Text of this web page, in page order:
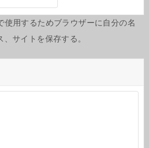
使用するためブラウザーに自分の名
サイトを保存する。